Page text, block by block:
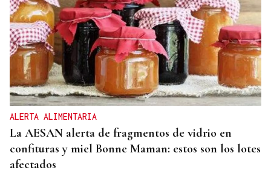
ALERTA ALIMENTARIA
La AESAN alerta de fragmentos de vidrio en
confituras y miel Bonne Maman: estos son los lotes
afectados